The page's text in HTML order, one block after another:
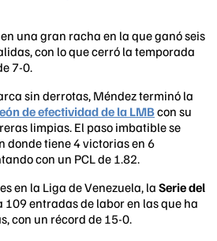
una gran racha en la que ganó seis
con lo que cerró la temporada
7-0.
sin derrotas, Méndez terminó la
de efectividad de la LMBcon su
limpias. El paso imbatible se
donde tiene 4 victorias en 6
con un PCL de 1.82.
en la Liga de Venezuela, la Serie del
109 entradas de labor en las que ha
con un récord de 15-0.